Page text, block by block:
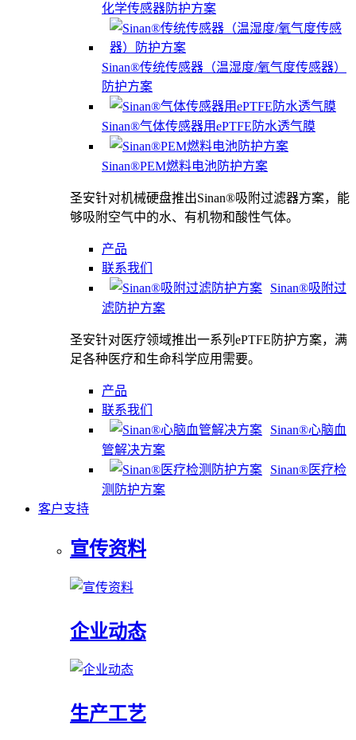
化学传感器防护方案
Sinan®传统传感器（温湿度/氧气度传感器）
防护方案
Sinan®气体传感器用ePTFE防水透气膜
Sinan®PEM燃料电池防护方案
圣安针对机械硬盘推出Sinan®吸附过滤器方案，能
够吸附空气中的水、有机物和酸性气体。
产品
联系我们
Sinan®吸附过
滤防护方案
圣安针对医疗领域推出一系列ePTFE防护方案，满
足各种医疗和生命科学应用需要。
产品
联系我们
Sinan®心脑血
管解决方案
Sinan®医疗检
测防护方案
客户支持
宣传资料
企业动态
生产工艺